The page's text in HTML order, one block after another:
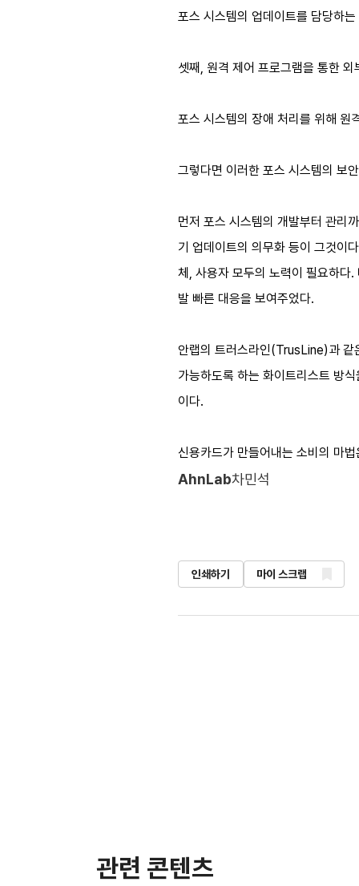
포스 시스템의 업데이트를 담당하
셋째, 원격 제어 프로그램을 통한 외
포스 시스템의 장애 처리를 위해 원
그렇다면 이러한 포스 시스템의 보
먼저 포스 시스템의 개발부터 관리
기 업데이트의 의무화 등이 그것이
체, 사용자 모두의 노력이 필요하다
발 빠른 대응을 보여주었다.
안랩의 트러스라인(TrusLine)과 같
가능하도록 하는 화이트리스트 방
이다.
신용카드가 만들어내는 소비의 마
AhnLab차민석
인쇄하기 마이 스크랩
관련 콘텐츠